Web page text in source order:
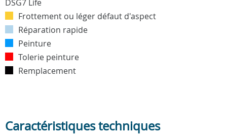
Frottement ou léger défaut d'aspect
Réparation rapide
Peinture
Tolerie peinture
Remplacement
Caractéristiques techniques